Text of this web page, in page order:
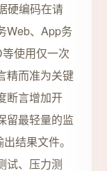
硬编码在请
Web、App务
使用仅一次
精而准为关键
断言增加开
留最轻量的监
结果文件。
试、压力测